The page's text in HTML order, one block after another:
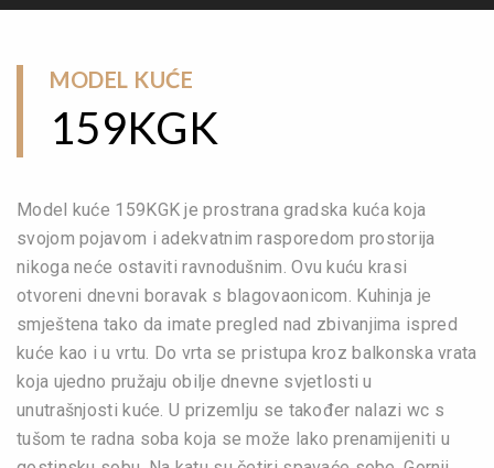
MODEL KUĆE
159KGK
Model kuće 159KGK je prostrana gradska kuća koja
svojom pojavom i adekvatnim rasporedom prostorija
nikoga neće ostaviti ravnodušnim. Ovu kuću krasi
otvoreni dnevni boravak s blagovaonicom. Kuhinja je
smještena tako da imate pregled nad zbivanjima ispred
kuće kao i u vrtu. Do vrta se pristupa kroz balkonska vrata
koja ujedno pružaju obilje dnevne svjetlosti u
unutrašnjosti kuće. U prizemlju se također nalazi wc s
tušom te radna soba koja se može lako prenamijeniti u